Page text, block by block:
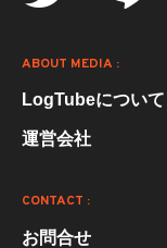
ABOUT MEDIA :
LogTubeについて
運営会社
CONTACT :
お問合せ